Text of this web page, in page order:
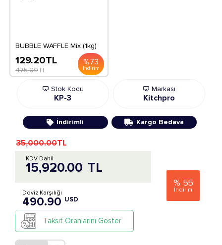
BUBBLE WAFFLE Mix (1kg)
%73
İndirim
129.20TL
475.00TL
Stok Kodu
KP-3
Markası
Kitchpro
İndirimli Kargo Bedava
% 55
İndirim
35,000.00TL
15,920.00 TL
KDV Dahil
Döviz Karşılığı
490.90 USD
Taksit Oranlarını Göster